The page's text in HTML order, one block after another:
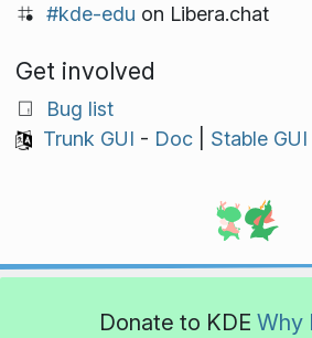
#kde-edu on Libera.chat
Get involved
Bug list
Trunk GUI - Doc| Stable GUI
Donate to KDE Why